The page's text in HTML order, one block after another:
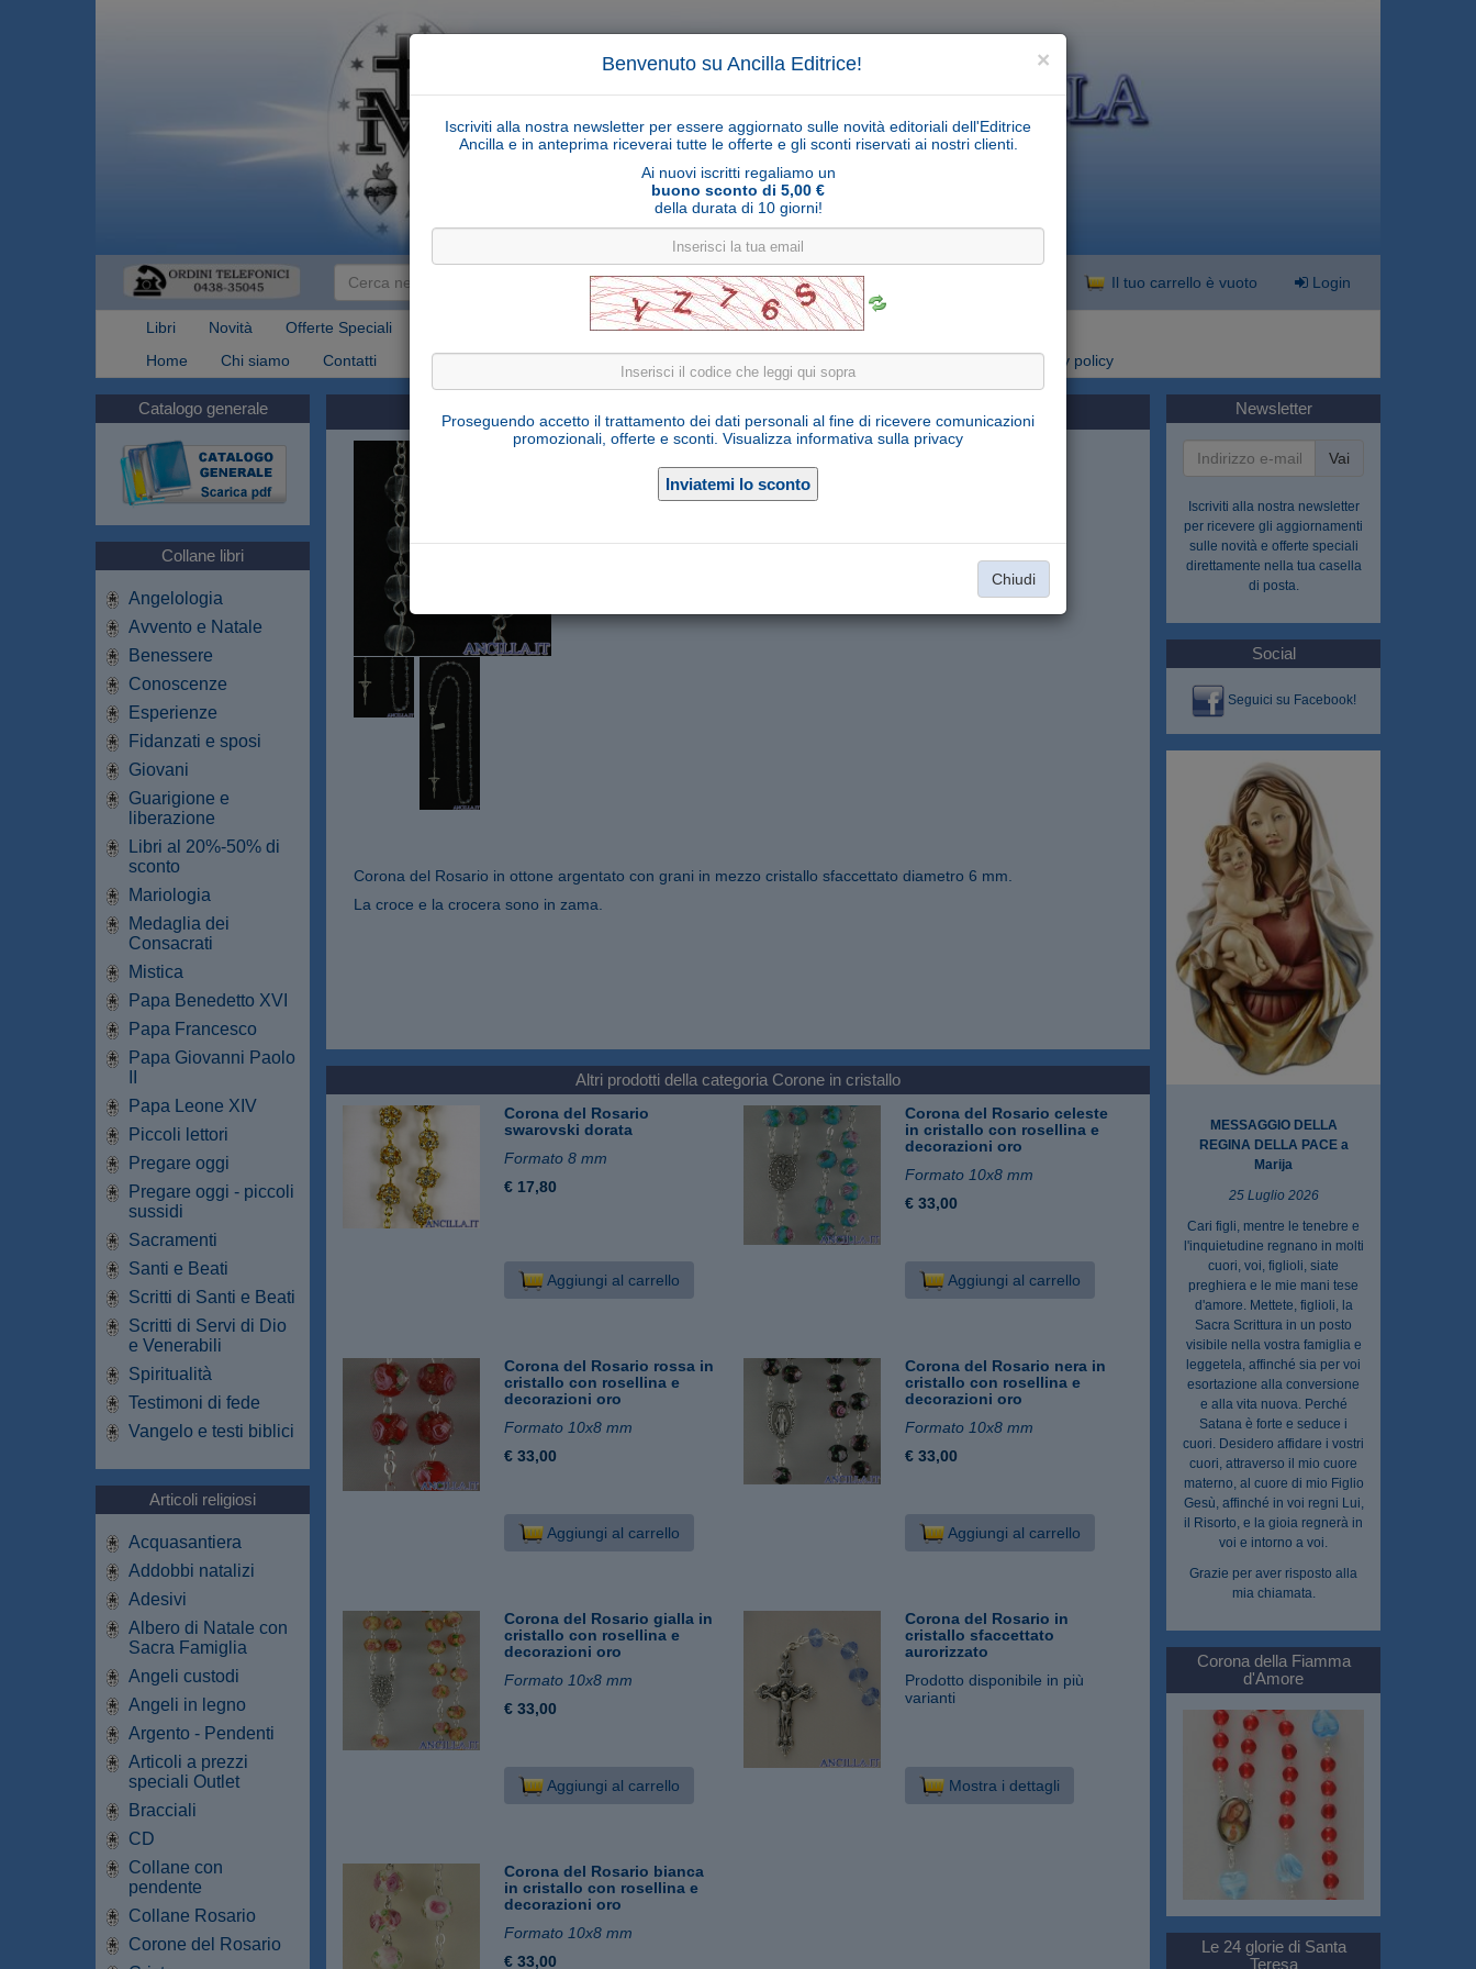
×
Benvenuto su Ancilla Editrice!
Iscriviti alla nostra newsletter per essere aggiornato sulle novità editoriali dell'Editrice
Ancilla e in anteprima riceverai tutte le offerte e gli sconti riservati ai nostri clienti.
Ai nuovi iscritti regaliamo un
buono sconto di 5,00 €
della durata di 10 giorni!
Proseguendo accetto il trattamento dei dati personali al fine di ricevere comunicazioni
promozionali, offerte e sconti. Visualizza informativa sulla privacy
Chiudi
Cerca Il tuo carrello è vuoto Login
Libri Novità Offerte Speciali Collane libri
Articoli religiosi
Home
Chi siamo Contatti Spedizioni Privacy policy
Catalogo generale
Collane libri
Angelologia
Avvento e Natale
Benessere
Conoscenze
Esperienze
Fidanzati e sposi
Giovani
Guarigione e
liberazione
Libri al 20%-50% di
sconto
Mariologia
Medaglia dei
Consacrati
Mistica
Papa Benedetto XVI
Papa Francesco
Papa Giovanni Paolo
Papa Leone XIV
Piccoli lettori
Pregare oggi
Pregare oggi - piccoli
sussidi
Sacramenti
Santi e Beati
Scritti di Santi e Beati
Scritti di Servi di Dio
e Venerabili
Spiritualità
Testimoni di fede
Vangelo e testi biblici
Articoli religiosi
Acquasantiera
Addobbi natalizi
Adesivi
Albero di Natale con
Sacra Famiglia
Angeli custodi
Angeli in legno
Argento - Pendenti
Articoli a prezzi
speciali Outlet
Bracciali
CD
Collane con
pendente
Collane Rosario
Corone del Rosario
Corona del Rosario grani mezzo cristallo
Formato:6 mm
Materiale:Mezzo cristallo
Corona del Rosario in ottone argentato con grani in mezzo cristallo sfaccettato diametro 6 mm.
La croce e la crocera sono in zama.
Altri prodotti della categoria Corone in cristallo
Corona del Rosario
swarovski dorata
Formato 8 mm
€ 17,80
Aggiungi al carrello
Corona del Rosario celeste
in cristallo con rosellina e
decorazioni oro
Formato 10x8 mm
€ 33,00
Aggiungi al carrello
Corona del Rosario rossa in
cristallo con rosellina e
decorazioni oro
Formato 10x8 mm
€ 33,00
Aggiungi al carrello
Corona del Rosario nera in
cristallo con rosellina e
decorazioni oro
Formato 10x8 mm
€ 33,00
Aggiungi al carrello
Corona del Rosario gialla in
cristallo con rosellina e
decorazioni oro
Formato 10x8 mm
€ 33,00
Aggiungi al carrello
Corona del Rosario in
cristallo sfaccettato
aurorizzato
Prodotto disponibile in più
varianti
Mostra i dettagli
Corona del Rosario bianca
in cristallo con rosellina e
decorazioni oro
Formato 10x8 mm
€ 33,00
Newsletter
Vai
Iscriviti alla nostra newsletter
per ricevere gli aggiornamenti
sulle novità e offerte speciali
direttamente nella tua casella
di posta.
Social
Seguici su Facebook!
MESSAGGIO DELLA
REGINA DELLA PACE a
Marija
25 Luglio 2026
Cari figli, mentre le tenebre e
l'inquietudine regnano in molti
cuori, voi, figlioli, siate
preghiera e le mie mani tese
d'amore. Mettete, figlioli, la
Sacra Scrittura in un posto
visibile nella vostra famiglia e
leggetela, affinché sia per voi
esortazione alla conversione
e alla vita nuova. Perché
Satana è forte e seduce i
cuori. Desidero affidare i vostri
cuori, attraverso il mio cuore
materno, al cuore di mio Figlio
Gesù, affinché in voi regni Lui,
il Risorto, e la gioia regnerà in
voi e intorno a voi.
Grazie per aver risposto alla
mia chiamata.
Corona della Fiamma
d'Amore
Le 24 glorie di Santa
Teresa